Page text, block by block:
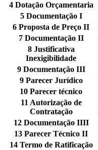
4 Dotação Orçamentaria
5 Documentação I
6 Proposta de Preço II
7 Documentação II
8 Justificativa
Inexigibilidade
9 Documentação III
9 Parecer Jurídico
10 Parecer técnico
11 Autorização de
Contratação
12 Documentação IIII
13 Parecer Técnico II
14 Termo de Ratificação